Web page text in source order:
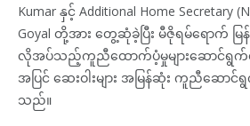
Kumar နှင့် Additional Home Secretary
Goyal တို့အား တွေ့ဆုံခဲ့ပြီး မီဇိုရမ်ရောက် မြ
လိုအပ်သည့်ကူညီထောက်ပံ့မှုများဆောင်ရွက်ပေ
အပြင် ဆေးဝါးများ အမြန်ဆုံး ကူညီဆော
သည်။